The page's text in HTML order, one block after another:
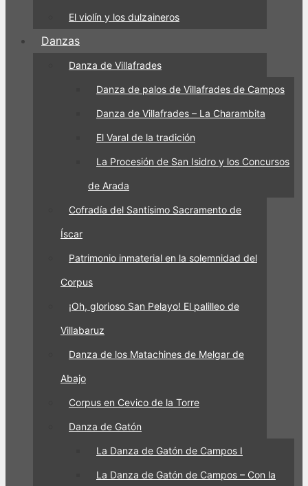
El violín y los dulzaineros
Danzas
Danza de Villafrades
Danza de palos de Villafrades de Campos
Danza de Villafrades – La Charambita
El Varal de la tradición
La Procesión de San Isidro y los Concursos
de Arada
Cofradía del Santísimo Sacramento de
Íscar
Patrimonio inmaterial en la solemnidad del
Corpus
¡Oh, glorioso San Pelayo! El palilleo de
Villabaruz
Danza de los Matachines de Melgar de
Abajo
Corpus en Cevico de la Torre
Danza de Gatón
La Danza de Gatón de Campos I
La Danza de Gatón de Campos – Con la